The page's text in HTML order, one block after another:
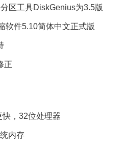
工具DiskGenius为3.5版
件5.10简体中文正式版
正
，32位处理器
内存